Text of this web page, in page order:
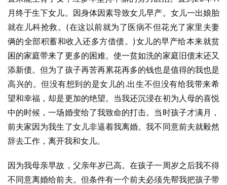
月终于生下女儿。因身体因素导致女儿早产。女儿一出娘胎
就在儿科抢救。(在这以前就为了医病不但花光了家里夫妻
俩的全部积蓄和收入还多方借债。)女儿的早产给本来就贫
困的家庭带来了更多的困难。使一贫如洗的家庭旧债末还又
添新债。但为了孩子再苦再累花再多的钱也是值得的我也是
高兴的。但没有想到的是女儿的.出生不但没有给我带来希
望和幸福，却是更加的绝望。当我还沉浸在初为人母的喜悦
中的时候，一场婚变给了我致命的打击。当时孩子才满月，
前夫家因为我生了女儿非逼着我离婚。我不同意前夫就毅然
辞去工作，离开我和女儿。
因为我母亲早故，父亲年岁已高。在孩子一周岁之后我不得
不同意离婚给前夫。但条件有一个前夫必须先帮我把孩子带